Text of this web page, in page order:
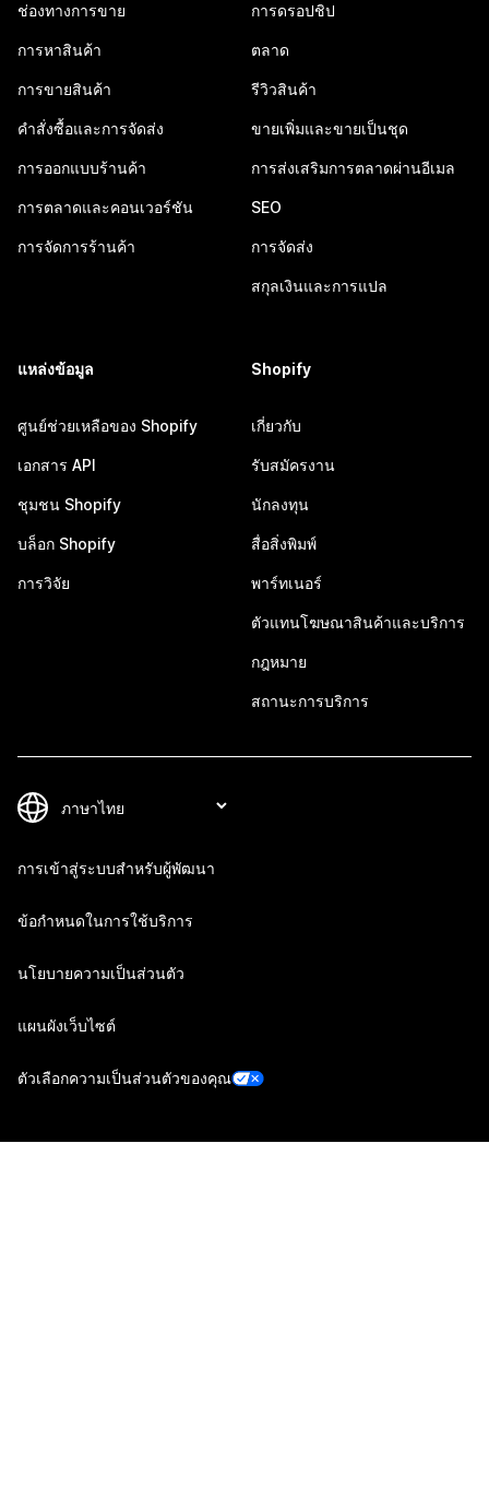
ช่องทางการขาย
การหาสินค้า
การขายสินค้า
คำสั่งซื้อและการจัดส่ง
การออกแบบร้านค้า
การตลาดและคอนเวอร์ชัน
การจัดการร้านค้า
การดรอปชิป
ตลาด
รีวิวสินค้า
ขายเพิ่มและขายเป็นชุด
การส่งเสริมการตลาดผ่านอีเมล
SEO
การจัดส่ง
สกุลเงินและการแปล
แหล่งข้อมูล
ศูนย์ช่วยเหลือของ Shopify
เอกสาร API
ชุมชน Shopify
บล็อก Shopify
การวิจัย
Shopify
เกี่ยวกับ
รับสมัครงาน
นักลงทุน
สื่อสิ่งพิมพ์
พาร์ทเนอร์
ตัวแทนโฆษณาสินค้าและบริการ
กฎหมาย
สถานะการบริการ
การเข้าสู่ระบบสำหรับผู้พัฒนา
ข้อกำหนดในการใช้บริการ
นโยบายความเป็นส่วนตัว
แผนผังเว็บไซต์
ตัวเลือกความเป็นส่วนตัวของคุณ